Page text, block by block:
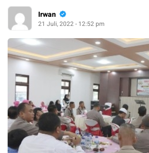
Irwan
21 Juli, 2022 - 12:52 pm